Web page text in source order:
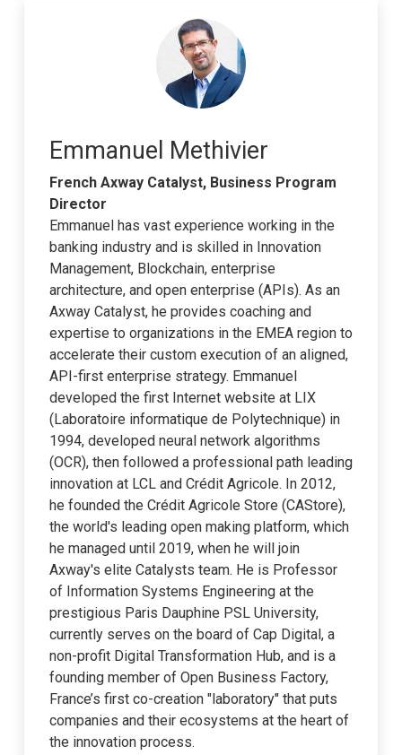
Emmanuel Methivier
French Axway Catalyst, Business Program
Director
Emmanuel has vast experience working in the
banking industry and is skilled in Innovation
Management, Blockchain, enterprise
architecture, and open enterprise (APIs). As an
Axway Catalyst, he provides coaching and
expertise to organizations in the EMEA region to
accelerate their custom execution of an aligned,
API-first enterprise strategy. Emmanuel
developed the first Internet website at LIX
(Laboratoire informatique de Polytechnique) in
1994, developed neural network algorithms
(OCR), then followed a professional path leading
innovation at LCL and Crédit Agricole. In 2012,
he founded the Crédit Agricole Store (CAStore),
the world's leading open making platform, which
he managed until 2019, when he will join
Axway's elite Catalysts team. He is Professor
of Information Systems Engineering at the
prestigious Paris Dauphine PSL University,
currently serves on the board of Cap Digital, a
non-profit Digital Transformation Hub, and is a
founding member of Open Business Factory,
France’s first co-creation "laboratory" that puts
companies and their ecosystems at the heart of
the innovation process.